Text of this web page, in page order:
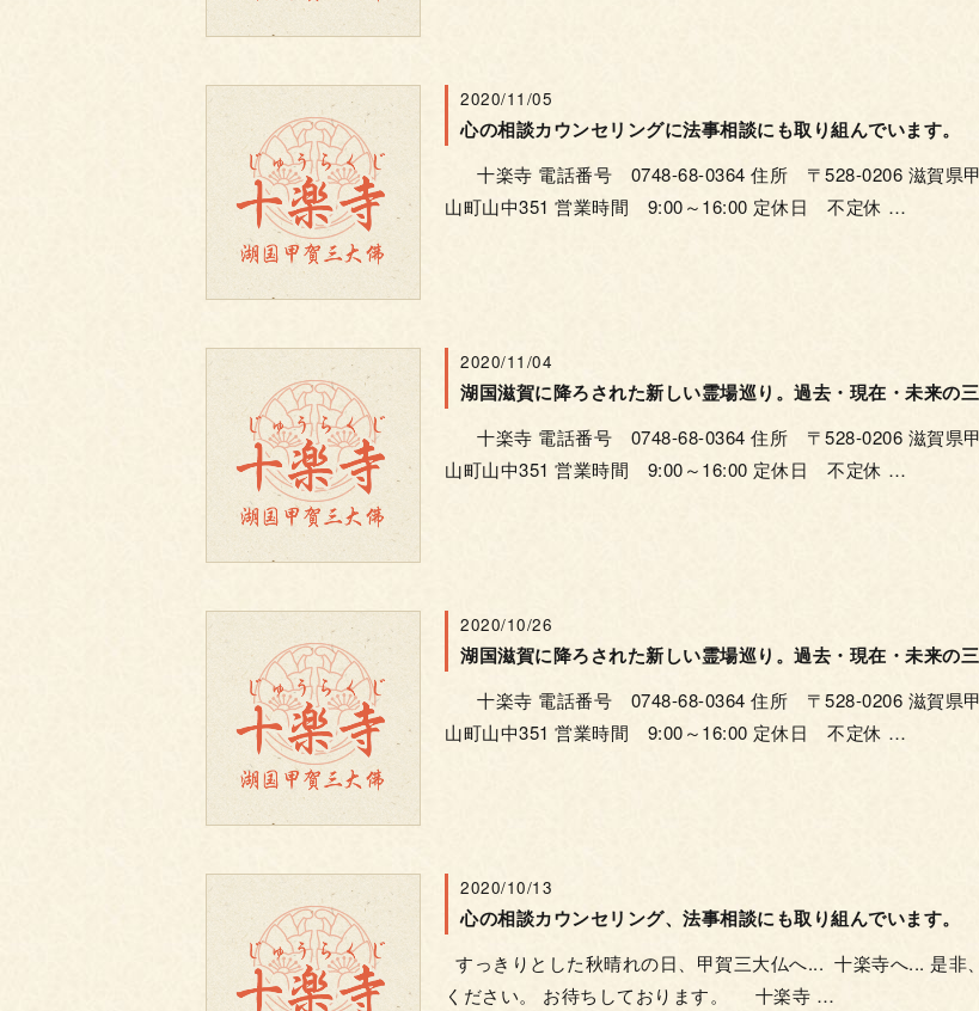
2020/11/05
心の相談カウンセリングに法事相談にも取り組んでいます。
十楽寺 電話番号 0748-68-0364 住所 〒528-0206 滋賀県
山町山中351 営業時間 9:00～16:00 定休日 不定休 …
2020/11/04
十楽寺 電話番号 0748-68-0364 住所 〒528-0206 滋賀県
山町山中351 営業時間 9:00～16:00 定休日 不定休 …
2020/10/26
十楽寺 電話番号 0748-68-0364 住所 〒528-0206 滋賀県
山町山中351 営業時間 9:00～16:00 定休日 不定休 …
2020/10/13
心の相談カウンセリング、法事相談にも取り組んでいます。
すっきりとした秋晴れの日、甲賀三大仏へ... 十楽寺へ... 是非
ください。 お待ちしております。 十楽寺 …